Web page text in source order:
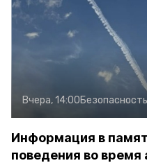
Вчера, 14:00Безопасность
Информация в
поведения во